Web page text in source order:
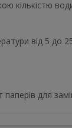
кількістю
від 5 до
для